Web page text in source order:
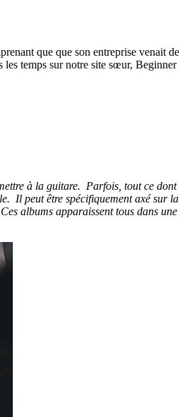
que que son entreprise venait de
temps sur notre site sœur, Beginner
à la guitare. Parfois, tout ce dont
Il peut être spécifiquement axé sur la
albums apparaissent tous dans une